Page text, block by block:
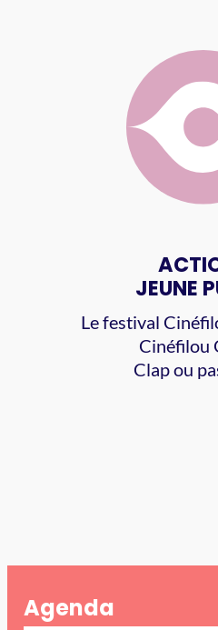
JEUNE
Le festival
Cinéﬁlou
Clap ou
Agenda